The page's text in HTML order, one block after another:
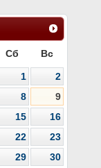
Сб Вс
1
2
8
9
15
16
22
23
29
30